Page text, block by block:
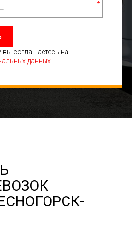
*
вы соглашаетесь на
данных